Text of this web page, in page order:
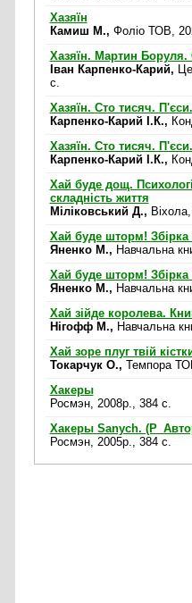
Хазяїн
Камиш М., Фоліо ТОВ,
Хазяїн. Мартин Боруля.
Іван Карпенко-Карий,
c.
Хазяїн. Сто тисяч.
Карпенко-Карий І.К.,
Хазяїн. Сто тисяч.
Карпенко-Карий І.К.,
Хай буде дощ.
складність життя
Міліковський Д.,
Хай буде шторм! Збірка
Яненко М., Навчальна
Хай буде шторм! Збірка
Яненко М., Навчальна
Хай зійде королева.
Нігофф М., Навчальна
Хай зоре плуг твій
Токарчук О., Темпора
Хакеры
Росмэн, 2008р., 384 c.
Хакеры Sanych.
Росмэн, 2005р., 384 c.